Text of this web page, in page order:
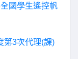
國學生遙控帆
第3次代理(課)